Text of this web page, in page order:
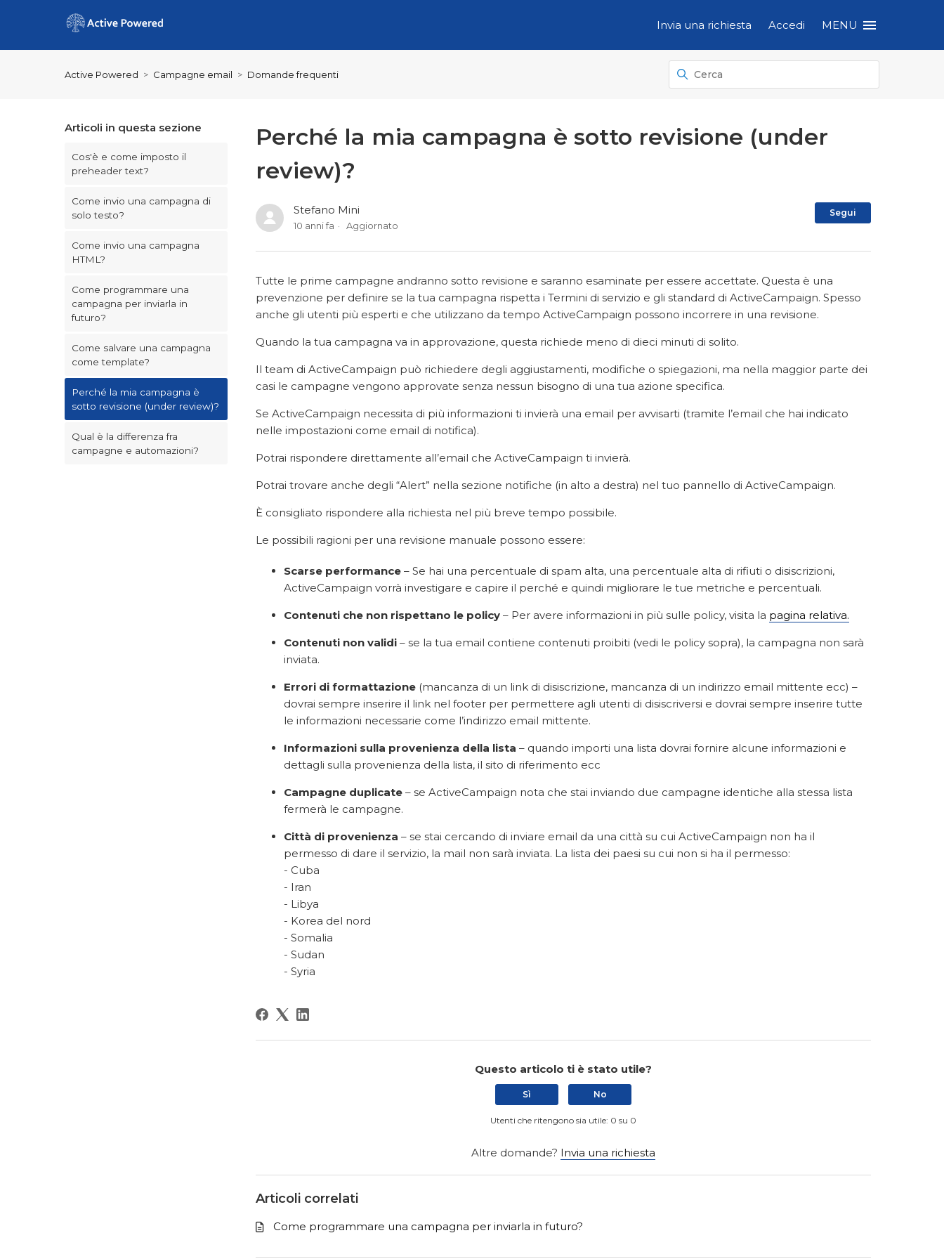
Invia una richiesta Accedi MENU
Active Powered Campagne email Domande frequenti
Articoli in questa sezione
Cos'è e come imposto il
preheader text?
Come invio una campagna di
solo testo?
Come invio una campagna
HTML?
Come programmare una
campagna per inviarla in
futuro?
Come salvare una campagna
come template?
Perché la mia campagna è
sotto revisione (under review)?
Qual è la differenza fra
campagne e automazioni?
Perché la mia campagna è sotto revisione (under
review)?
Stefano Mini
10 anni fa Aggiornato
Segui
Tutte le prime campagne andranno sotto revisione e saranno esaminate per essere accettate. Questa è una
prevenzione per definire se la tua campagna rispetta i Termini di servizio e gli standard di ActiveCampaign. Spesso
anche gli utenti più esperti e che utilizzano da tempo ActiveCampaign possono incorrere in una revisione.
Quando la tua campagna va in approvazione, questa richiede meno di dieci minuti di solito.
Il team di ActiveCampaign può richiedere degli aggiustamenti, modifiche o spiegazioni, ma nella maggior parte dei
casi le campagne vengono approvate senza nessun bisogno di una tua azione specifica.
Se ActiveCampaign necessita di più informazioni ti invierà una email per avvisarti (tramite l’email che hai indicato
nelle impostazioni come email di notifica).
Potrai rispondere direttamente all’email che ActiveCampaign ti invierà.
Potrai trovare anche degli “Alert” nella sezione notifiche (in alto a destra) nel tuo pannello di ActiveCampaign.
È consigliato rispondere alla richiesta nel più breve tempo possibile.
Le possibili ragioni per una revisione manuale possono essere:
Scarse performance – Se hai una percentuale di spam alta, una percentuale alta di rifiuti o disiscrizioni,
ActiveCampaign vorrà investigare e capire il perché e quindi migliorare le tue metriche e percentuali.
Contenuti che non rispettano le policy – Per avere informazioni in più sulle policy, visita la pagina relativa.
Contenuti non validi – se la tua email contiene contenuti proibiti (vedi le policy sopra), la campagna non sarà
inviata.
Errori di formattazione (mancanza di un link di disiscrizione, mancanza di un indirizzo email mittente ecc) –
dovrai sempre inserire il link nel footer per permettere agli utenti di disiscriversi e dovrai sempre inserire tutte
le informazioni necessarie come l’indirizzo email mittente.
Informazioni sulla provenienza della lista – quando importi una lista dovrai fornire alcune informazioni e
dettagli sulla provenienza della lista, il sito di riferimento ecc
Campagne duplicate – se ActiveCampaign nota che stai inviando due campagne identiche alla stessa lista
fermerà le campagne.
Città di provenienza – se stai cercando di inviare email da una città su cui ActiveCampaign non ha il
permesso di dare il servizio, la mail non sarà inviata. La lista dei paesi su cui non si ha il permesso:
- Cuba
- Iran
- Libya
- Korea del nord
- Somalia
- Sudan
- Syria
Questo articolo ti è stato utile?
Sì No
Utenti che ritengono sia utile: 0 su 0
Altre domande? Invia una richiesta
Articoli correlati
Come programmare una campagna per inviarla in futuro?